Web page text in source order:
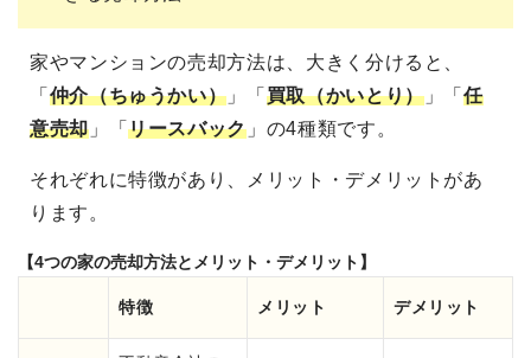
家やマンションの売却方法は、大きく分けると、
「 仲介（ちゅうかい） 」「 買取（かいとり）」「任
意売却」「リースバック 」の4種類です。
それぞれに特徴があり、メリット・デメリットがあ
ります。
【4つの家の売却方法とメリット・デメリット】
特徴 メリット デメリット